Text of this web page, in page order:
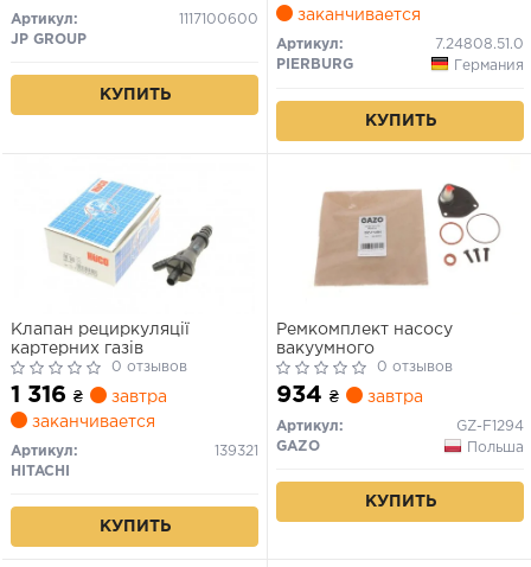
Артикул:
1117100600
JP GROUP
КУПИТЬ
заканчивается
Артикул:
7.24808.51.0
PIERBURG
Германия
КУПИТЬ
Клапан рециркуляції
картерних газів
0 отзывов
1 316 ₴
завтра
заканчивается
Артикул:
139321
HITACHI
КУПИТЬ
Ремкомплект насосу
вакуумного
0 отзывов
934 ₴ завтра
Артикул:
GZ-F1294
GAZO
Польша
КУПИТЬ